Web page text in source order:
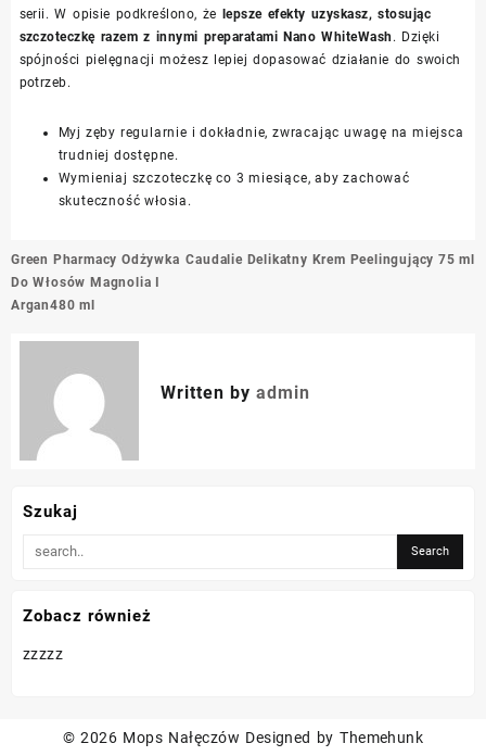
serii. W opisie podkreślono, że lepsze efekty uzyskasz, stosując
szczoteczkę razem z innymi preparatami Nano WhiteWash . Dzięki
spójności pielęgnacji możesz lepiej dopasować działanie do swoich
potrzeb.
Myj zęby regularnie i dokładnie, zwracając uwagę na miejsca
trudniej dostępne.
Wymieniaj szczoteczkę co 3 miesiące, aby zachować
skuteczność włosia.
Nawigacja
wpisu
Green Pharmacy Odżywka
Do Włosów Magnolia I
Argan480 ml
Caudalie Delikatny Krem Peelingujący 75 ml
Written by admin
Szukaj
Zobacz również
zzzzz
© 2026 Mops Nałęczów Designed by Themehunk